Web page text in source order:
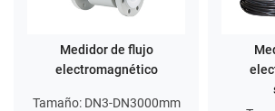
Medidor de flujo
electromagnético
Tamaño: DN3-DN3000mm